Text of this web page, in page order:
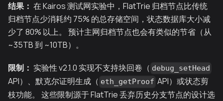
结果： 在 Kairos 测试网实验中，FlatTrie 归档节点比传统
归档节点少消耗约 75% 的总存储空间，状态数据库大小减
少了 80% 以上。 预计主网归档节点也会有类似的节省（从
~35TB 到 ~10TB）。
限制： 实验性 v2.1.0 实现不支持块回卷（ debug_setHead
API）、默克尔证明生成（ eth_getProof API）或状态剪
枝功能。 这些限制源于 FlatTrie 丢弃历史分支节点的设计选